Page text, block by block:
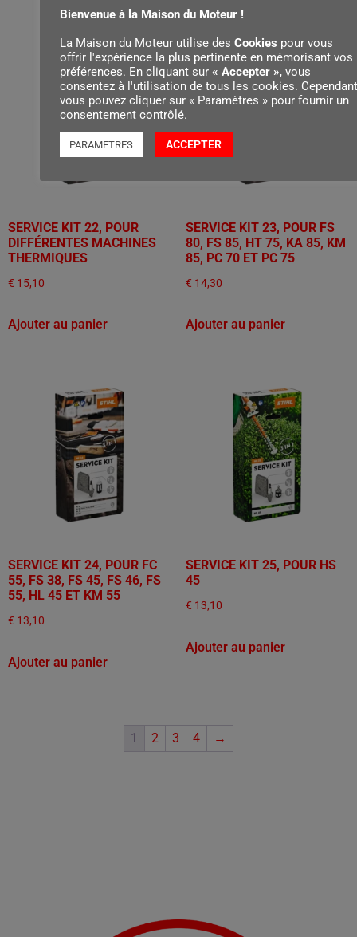
SERVICE KIT 22, POUR
DIFFÉRENTES MACHINES
THERMIQUES
€ 15,10
Ajouter au panier
SERVICE KIT 23, POUR FS
80, FS 85, HT 75, KA 85, KM
85, PC 70 ET PC 75
€ 14,30
Ajouter au panier
SERVICE KIT 24, POUR FC
55, FS 38, FS 45, FS 46, FS
55, HL 45 ET KM 55
€ 13,10
Ajouter au panier
SERVICE KIT 25, POUR HS
45
€ 13,10
Ajouter au panier
1 2 3 4 →
Bienvenue à la Maison du Moteur !
La Maison du Moteur utilise des Cookies pour vous
offrir l'expérience la plus pertinente en mémorisant vos
préférences. En cliquant sur « Accepter », vous
consentez à l'utilisation de tous les cookies.
vous pouvez cliquer sur « Paramètres » pour fournir un
consentement contrôlé.
PARAMETRES ACCEPTER